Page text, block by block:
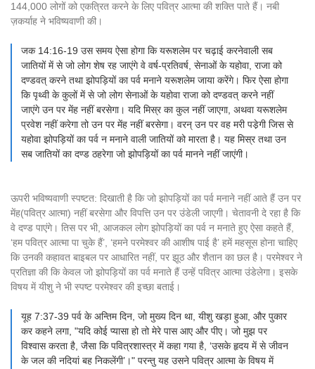
144,000 लोगों को एकत्रित करने के लिए पवित्र आत्मा की शक्ति पाते हैं। नबी
ज़कर्याह ने भविष्यवाणी की।
जक 14:16-19 उस समय ऐसा होगा कि यरूशलेम पर चढ़ाई करनेवाली सब
जातियों में से जो लोग शेष रह जाएंगे वे वर्ष-प्रतिवर्ष, सेनाओं के यहोवा, राजा को
दण्डवत् करने तथा झोपड़ियों का पर्व मनाने यरूशलेम जाया करेंगे। फिर ऐसा होगा
कि पृथ्वी के कुलों में से जो लोग सेनाओं के यहोवा राजा को दण्डवत् करने नहीं
जाएंगे उन पर मेंह नहीं बरसेगा। यदि मिस्र का कुल नहीं जाएगा, अथवा यरूशलेम
प्रवेश नहीं करेगा तो उन पर मेंह नहीं बरसेगा। वरन् उन पर वह मरी पडे़गी जिस से
यहोवा झोपड़ियों का पर्व न मनाने वाली जातियों को मारता है। यह मिस्र तथा उन
सब जातियों का दण्ड ठहरेगा जो झोपड़ियों का पर्व मानने नहीं जाएंगी।
ऊपरी भविष्यवाणी स्पष्टत: दिखाती है कि जो झोपड़ियों का पर्व मनाने नहीं आते हैं उन पर
मेंह(पवित्र आत्मा) नहीं बरसेगा और विपत्ति उन पर उंडेली जाएगी। चेतावनी दे रहा है कि
वे दण्ड पाएंगे। तिस पर भी, आजकल लोग झोपड़ियों का पर्व न मनाते हुए ऐसा कहते हैं,
‘हम पवित्र आत्मा पा चुके हैं’, ‘हमने परमेश्वर की आशीष पाई है’ हमें महसूस होना चाहिए
कि उनकी कहावत बाइबल पर आधारित नहीं, पर झूठ और शैतान का छल है। परमेश्वर ने
प्रतिज्ञा की कि केवल जो झोपड़ियों का पर्व मनाते हैं उन्हें पवित्र आत्मा उंडेलेगा। इसके
विषय में यीशु ने भी स्पष्ट परमेश्वर की इच्छा बताई।
यूह 7:37-39 पर्व के अन्तिम दिन, जो मुख्य दिन था, यीशु खड़ा हुआ, और पुकार
कर कहने लगा, "यदि कोई प्यासा हो तो मेरे पास आए और पीए। जो मुझ पर
विश्वास करता है, जैसा कि पवित्रशास्त्र में कहा गया है, ‘उसके हृदय में से जीवन
के जल की नदियां बह निकलेंगी’।" परन्तु यह उसने पवित्र आत्मा के विषय में